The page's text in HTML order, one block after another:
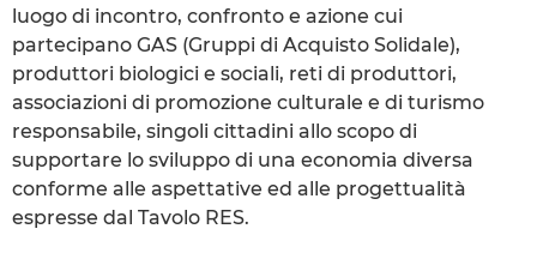
luogo di incontro, confronto e azione cui
partecipano GAS (Gruppi di Acquisto Solidale),
produttori biologici e sociali, reti di produttori,
associazioni di promozione culturale e di turismo
responsabile, singoli cittadini allo scopo di
supportare lo sviluppo di una economia diversa
conforme alle aspettative ed alle progettualità
espresse dal Tavolo RES.